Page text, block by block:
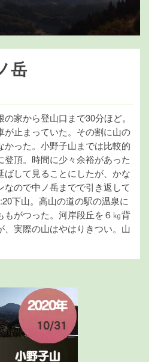
岳
家から登山口まで30分ほど。
が止まっていた。その割に山の
った。小野子山までは比較的
頂。時間に少々余裕があった
して見ることにしたが、かな
なので中ノ岳までで引き返して
下山。高山の道の駅の温泉に
もがつった。河岸段丘を６㎏背
、実際の山はやはりきつい。山